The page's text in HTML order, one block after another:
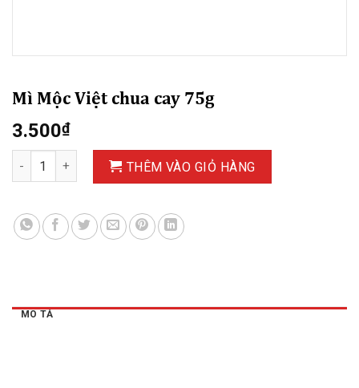
Mì Mộc Việt chua cay 75g
3.500₫
Mì Mộc Việt chua cay 75g số lượng
THÊM VÀO GIỎ HÀNG
MÔ TẢ